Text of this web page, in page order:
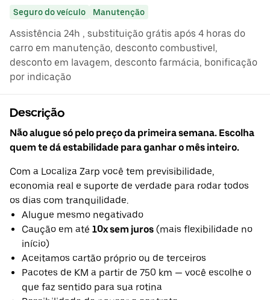
Seguro do veículo Manutenção
Assistência 24h , substituição grátis após 4 horas do
carro em manutenção, desconto combustivel,
desconto em lavagem, desconto farmácia, bonificação
por indicação
Descrição
Não alugue só pelo preço da primeira semana. Escolha
quem te dá estabilidade para ganhar o mês inteiro.
Com a Localiza Zarp você tem previsibilidade,
economia real e suporte de verdade para rodar todos
os dias com tranquilidade.
Alugue mesmo negativado
Caução em até 10x sem juros (mais flexibilidade no
início)
Aceitamos cartão próprio ou de terceiros
Pacotes de KM a partir de 750 km — você escolhe o
que faz sentido para sua rotina